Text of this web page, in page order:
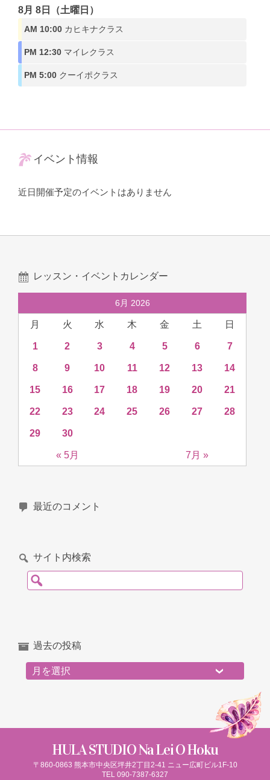
8月 8日（土曜日）
AM 10:00 カヒキナクラス
PM 12:30 マイレクラス
PM 5:00 クーイポクラス
イベント情報
近日開催予定のイベントはありません
レッスン・イベントカレンダー
6月 2026
月 火 水 木 金 土 日
« 5月 7月 »
1 2 3 4 5 6 7
8 9 10 11 12 13 14
15 16 17 18 19 20 21
22 23 24 25 26 27 28
29 30
最近のコメント
サイト内検索
検索:
過去の投稿
過去の投稿
HULA STUDIO Na Lei O Hoku
〒860-0863 熊本市中央区坪井2丁目2-41 ニュー広町ビル1F-10
TEL 090-7387-6327